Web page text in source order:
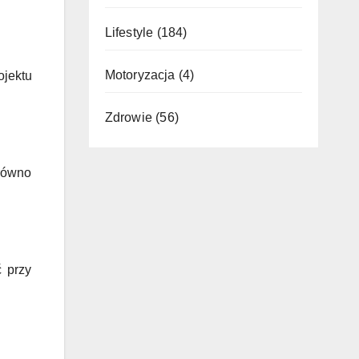
przy
Lifestyle (184)
Motoryzacja (4)
Zdrowie(56)